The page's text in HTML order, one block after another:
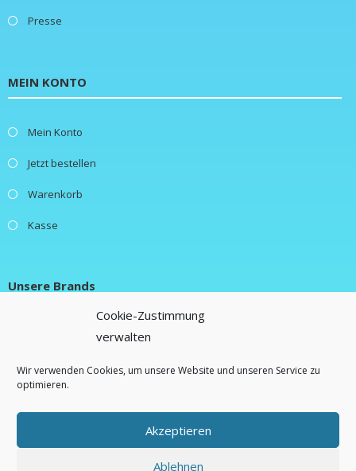
Cookie-Zustimmung
verwalten
Wir verwenden Cookies, um unsere Website und unseren Service zu
optimieren.
Akzeptieren
Ablehnen
Presse
MEIN KONTO
Mein Konto
Jetzt bestellen
Warenkorb
Kasse
Unsere Brands
Lifestylebox